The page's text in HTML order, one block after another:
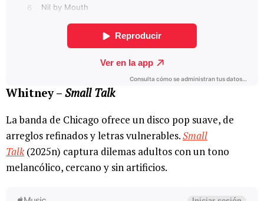
Whitney – Small Talk
La banda de Chicago ofrece un disco pop suave, de
arreglos refinados y letras vulnerables.Small
Talk (2025n) captura dilemas adultos con un tono
melancólico, cercano y sin artificios.